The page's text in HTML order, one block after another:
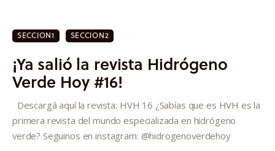
SECCION1 SECCION2
¡Ya salió la revista Hidrógeno
Verde Hoy #16!
Descargá aquí la revista: HVH 16 ¿Sabías que es HVH es la
primera revista del mundo especializada en hidrógeno
verde? Seguinos en instagram: @hidrogenoverdehoy